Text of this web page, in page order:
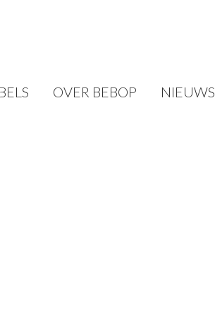
OVER BEBOP NIEUWS